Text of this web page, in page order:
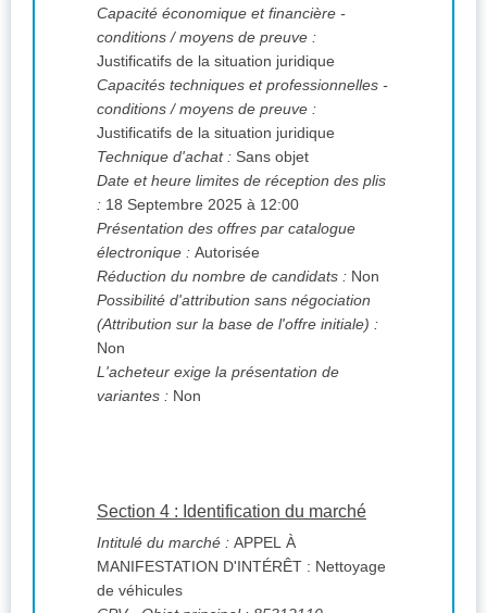
Capacité économique et financière -
conditions / moyens de preuve :
Justificatifs de la situation juridique
Capacités techniques et professionnelles -
conditions / moyens de preuve :
Justificatifs de la situation juridique
Technique d'achat : Sans objet
Date et heure limites de réception des plis
: 18 Septembre 2025 à 12:00
Présentation des offres par catalogue
électronique : Autorisée
Réduction du nombre de candidats : Non
Possibilité d'attribution sans négociation
(Attribution sur la base de l'offre initiale) :
Non
L'acheteur exige la présentation de
variantes : Non
Section 4 : Identification du marché
Intitulé du marché : APPEL À
MANIFESTATION D'INTÉRÊT : Nettoyage
de véhicules